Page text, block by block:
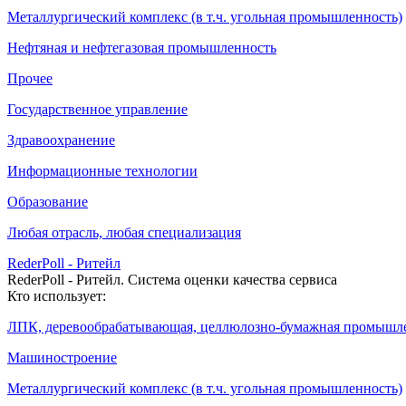
Металлургический комплекс (в т.ч. угольная промышленность)
Нефтяная и нефтегазовая промышленность
Прочее
Государственное управление
Здравоохранение
Информационные технологии
Образование
Любая отрасль, любая специализация
RederPoll - Ритейл
RederPoll - Ритейл. Система оценки качества сервиса
Кто использует:
ЛПК, деревообрабатывающая, целлюлозно-бумажная
Машиностроение
Металлургический комплекс (в т.ч. угольная промышленность)